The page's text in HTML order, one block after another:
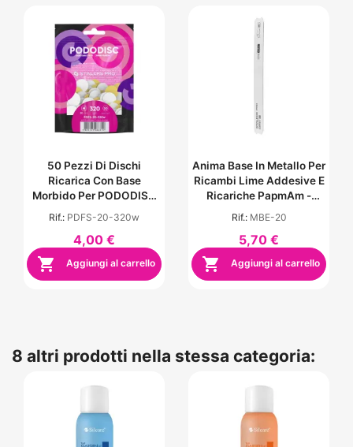
50 Pezzi Di Dischi
Ricarica Con Base
Morbido Per PODODISC
Rif.: PDFS-20-320w
4,00 €
 Aggiungi al carrello
Anima Base In Metallo Per
Ricambi Lime Addesive E
Ricariche PapmAm -
Rif.: MBE-20
5,70 €
 Aggiungi al carrello
8 altri prodotti nella stessa categoria: